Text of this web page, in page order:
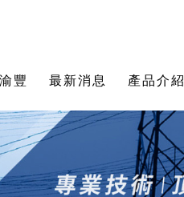
豐 最新消息 產品介紹